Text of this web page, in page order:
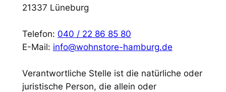
21337 Lüneburg
Telefon: 040 / 22 86 85 80
E-Mail: info@wohnstore-hamburg.de
Verantwortliche Stelle ist die natürliche oder
juristische Person, die allein oder